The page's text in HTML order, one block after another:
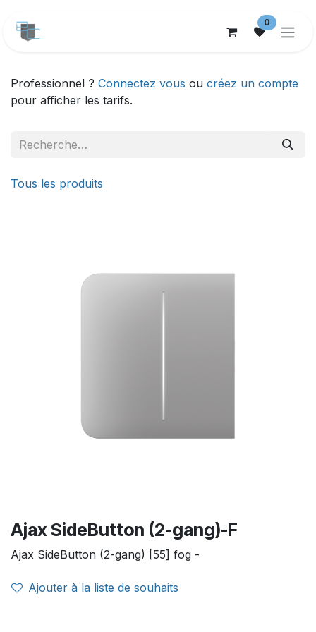
0
Professionnel ? Connectez vous ou créez un compte
pour afficher les tarifs.
Tous les produits
Ajax SideButton (2-gang)-F
Ajax SideButton (2-gang) [55] fog -
Ajouter à la liste de souhaits